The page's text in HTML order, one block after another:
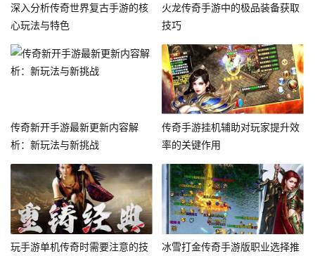
深入分析传奇世界复古手游的核
心玩法与特色
火龙传奇手游中的极品装备获取
技巧
传奇新开手游最新更新内容解
析：新玩法与新挑战
传奇手游挂机辅助对玩家提升效
率的关键作用
玩手游单机传奇时需要注意的技
冰雪打金传奇手游版职业选择推